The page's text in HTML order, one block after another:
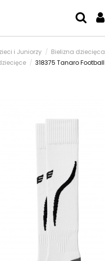
i Juniorzy
Bielizna dziecięca
318375 Tanaro Football